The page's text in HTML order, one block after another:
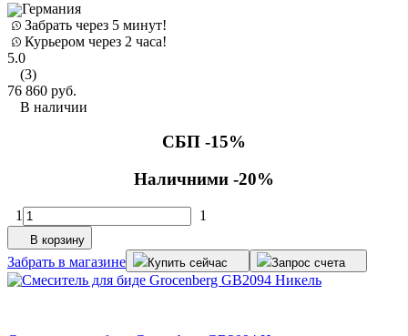
Германия
Забрать через 5 минут!
Курьером через 2 часа!
5.0
(3)
76 860 руб.
В наличии
СБП -15%
Наличними -20%
1 1
В корзину
Забрать в магазине Купить сейчас Запрос счета